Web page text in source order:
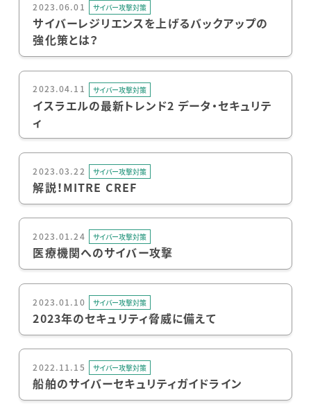
2023.06.01 サイバー攻撃対策
サイバーレジリエンスを上げるバックアップの
強化策とは？
2023.04.11 サイバー攻撃対策
イスラエルの最新トレンド2 データ・セキュリテ
ィ
2023.03.22 サイバー攻撃対策
解説！MITRE CREF
2023.01.24 サイバー攻撃対策
医療機関へのサイバー攻撃
2023.01.10 サイバー攻撃対策
2023年のセキュリティ脅威に備えて
2022.11.15 サイバー攻撃対策
船舶のサイバーセキュリティガイドライン